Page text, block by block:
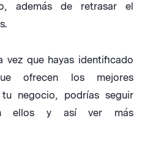
además de retrasar el
vez que hayas identificado
ofrecen los mejores
negocio, podrías seguir
ellos y así ver más